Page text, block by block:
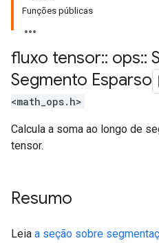
Funções públicas
fluxo tensor:: ops::
Segmento Esparso
<math_ops.h>
Calcula a soma ao longo de
tensor.
Resumo
Leia a seção sobre